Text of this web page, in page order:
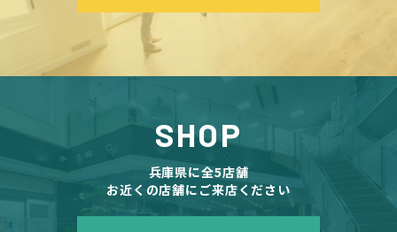
SHOP
兵庫県に全5店舗
お近くの店舗にご来店ください